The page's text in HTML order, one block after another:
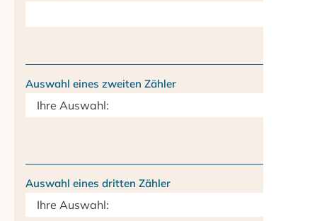
Auswahl eines zweiten Zähler
Auswahl eines dritten Zähler